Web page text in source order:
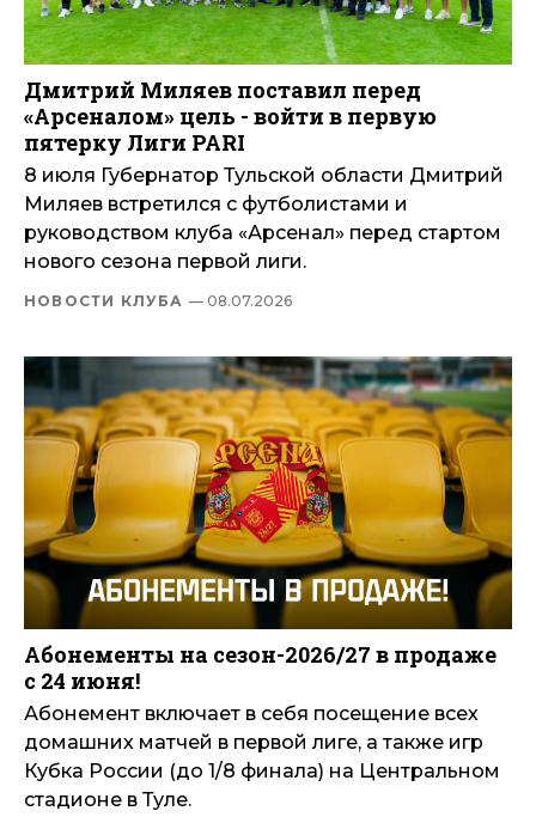
Дмитрий Миляев поставил перед
«Арсеналом» цель - войти в первую
пятерку Лиги PARI
8 июля Губернатор Тульской области Дмитрий
Миляев встретился с футболистами и
руководством клуба «Арсенал» перед стартом
нового сезона первой лиги.
НОВОСТИ КЛУБА — 08.07.2026
Абонементы на сезон-2026/27 в продаже
с 24 июня!
Абонемент включает в себя посещение всех
домашних матчей в первой лиге, а также игр
Кубка России (до 1/8 финала) на Центральном
стадионе в Туле.